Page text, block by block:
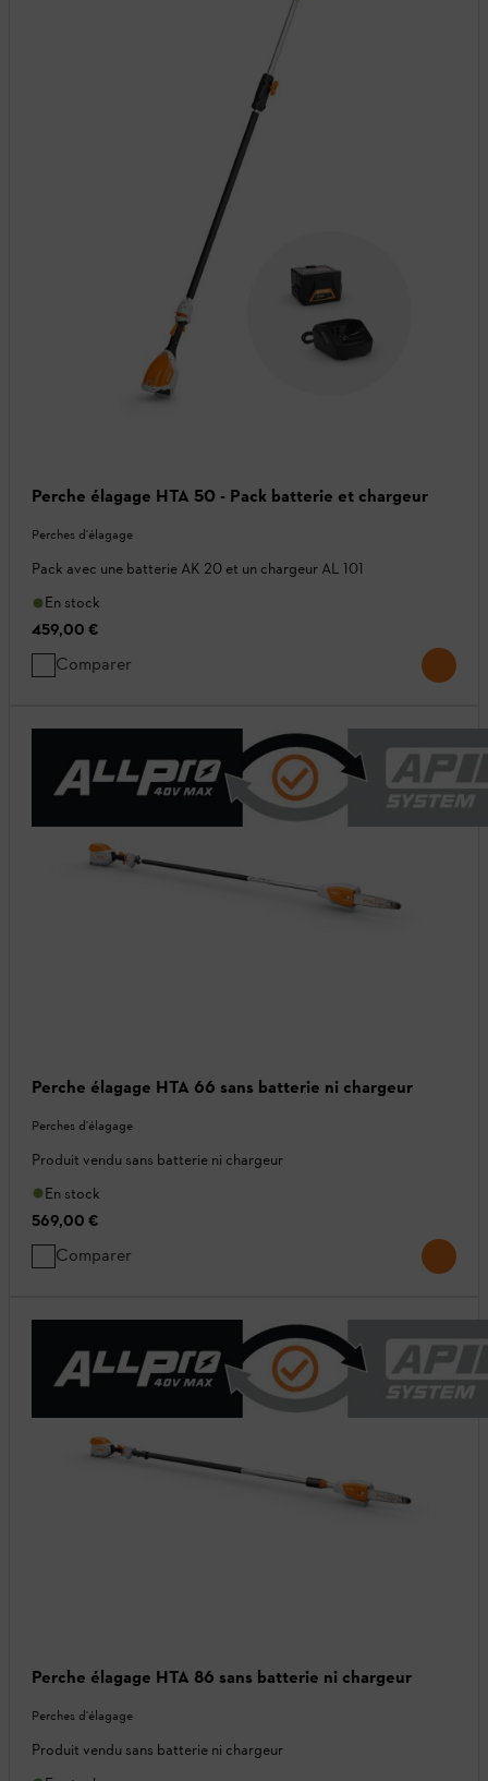
Perche élagage HTA 50 - Pack batterie et chargeur
Perches d'élagage
Pack avec une batterie AK 20 et un chargeur AL 101
En stock
459,00 €
Comparer
Perche élagage HTA 66 sans batterie ni chargeur
Perches d'élagage
Produit vendu sans batterie ni chargeur
En stock
569,00 €
Comparer
Perche élagage HTA 86 sans batterie ni chargeur
Perches d'élagage
Produit vendu sans batterie ni chargeur